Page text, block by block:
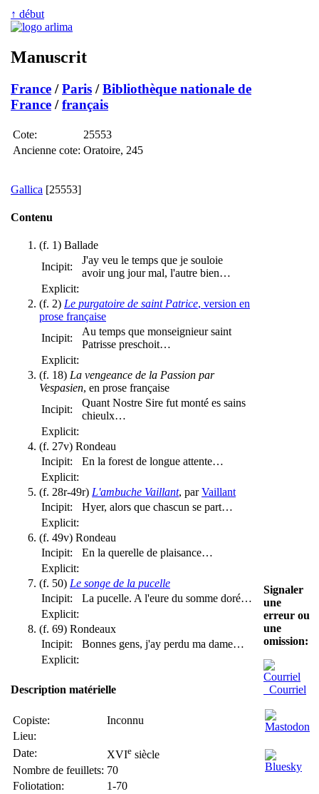
↑ début
Manuscrit
France /Paris /Bibliothèque nationale de
France /français
Cote:
25553
Ancienne cote: Oratoire, 245
Gallica [25553]
Contenu
(f. 1) Ballade
Incipit:
J'ay veu le temps que je souloie
avoir ung jour mal, l'autre bien…
Explicit:
(f. 2) Le purgatoire de saint Patrice, version en
prose française
Incipit:
Au temps que monseignieur saint
Patrisse preschoit…
Explicit:
(f. 18) La vengeance de la Passion par
Vespasien, en prose française
Incipit:
Quant Nostre Sire fut monté es sains
chieulx…
Explicit:
(f. 27v) Rondeau
Incipit:
En la forest de longue attente…
Explicit:
(f. 28r-49r) L'ambuche Vaillant, parVaillant
Incipit:
Hyer, alors que chascun se part…
Explicit:
(f. 49v) Rondeau
Incipit:
En la querelle de plaisance…
Explicit:
(f. 50) Le songe de la pucelle
Incipit:
La pucelle. A l'eure du somme doré…
Explicit:
(f. 69) Rondeaux
Incipit:
Bonnes gens, j'ay perdu ma dame…
Explicit:
Description matérielle
Copiste:
Inconnu
Lieu:
Date:
XVIe siècle
Nombre de feuillets: 70
Foliotation:
1-70
Signaler
une
erreur ou
une
omission:
Courriel